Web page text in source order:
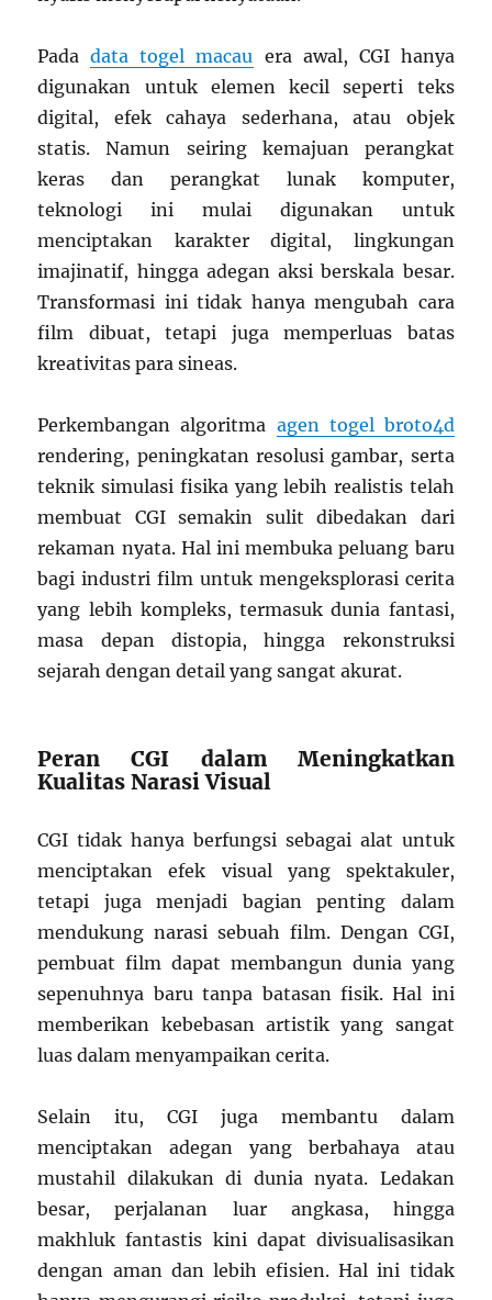
Padadata togel macau era awal, CGI hanya
digunakan untuk elemen kecil seperti teks
digital, efek cahaya sederhana, atau objek
statis. Namun seiring kemajuan perangkat
keras dan perangkat lunak komputer,
teknologi ini mulai digunakan untuk
menciptakan karakter digital, lingkungan
imajinatif, hingga adegan aksi berskala besar.
Transformasi ini tidak hanya mengubah cara
film dibuat, tetapi juga memperluas batas
kreativitas para sineas.
Perkembangan algoritma agen togel broto4d
rendering, peningkatan resolusi gambar, serta
teknik simulasi fisika yang lebih realistis telah
membuat CGI semakin sulit dibedakan dari
rekaman nyata. Hal ini membuka peluang baru
bagi industri film untuk mengeksplorasi cerita
yang lebih kompleks, termasuk dunia fantasi,
masa depan distopia, hingga rekonstruksi
sejarah dengan detail yang sangat akurat.
Peran CGI dalam Meningkatkan
Kualitas Narasi Visual
CGI tidak hanya berfungsi sebagai alat untuk
menciptakan efek visual yang spektakuler,
tetapi juga menjadi bagian penting dalam
mendukung narasi sebuah film. Dengan CGI,
pembuat film dapat membangun dunia yang
sepenuhnya baru tanpa batasan fisik. Hal ini
memberikan kebebasan artistik yang sangat
luas dalam menyampaikan cerita.
Selain itu, CGI juga membantu dalam
menciptakan adegan yang berbahaya atau
mustahil dilakukan di dunia nyata. Ledakan
besar, perjalanan luar angkasa, hingga
makhluk fantastis kini dapat divisualisasikan
dengan aman dan lebih efisien. Hal ini tidak